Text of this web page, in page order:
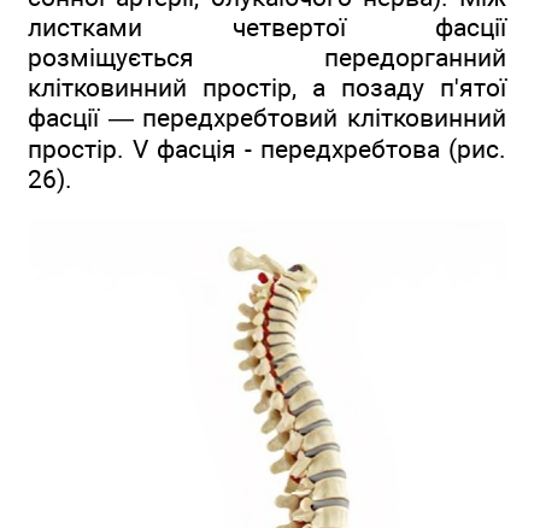
листками четвертої фасції
розміщується передорганний
клітковинний простір, а позаду п'ятої
фасції — передхребтовий клітковинний
простір. V фасція - передхребтова (рис.
26).